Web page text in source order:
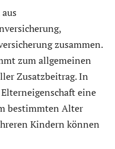
zusammen.
zum allgemeinen
Zusatzbeitrag. In
eine
bestimmten Alter
Kindern können